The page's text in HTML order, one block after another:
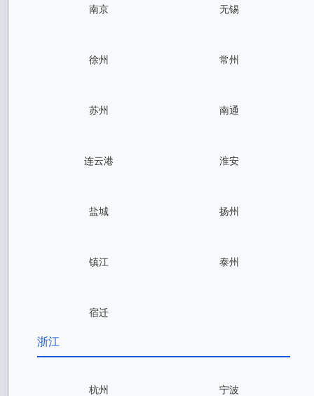
南京 无锡
徐州 常州
苏州 南通
连云港 淮安
盐城 扬州
镇江 泰州
宿迁
浙江
杭州 宁波